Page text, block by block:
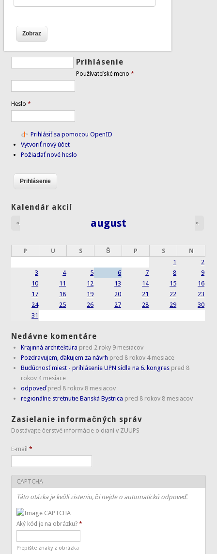
Prihlásenie
Používateľské meno*
Heslo*
Prihlásiť sa pomocou OpenID
Vytvoriť nový účet
Požiadať nové heslo
Kalendár akcií
august
« »
P U S Š P S
N
1
2
3
4 5 6 7 8
9
10
11 12 13 14 15
16
17
18 19 20 21 22
23
24
25 26 27 28 29
30
31
Nedávne komentáre
Krajinná architektúra pred 2 roky 9 mesiacov
Pozdravujem, ďakujem za návrh pred 8 rokov 4 mesiace
Budúcnosť miest - prihlásenie UPN sídla na 6. kongres pred 8
rokov 4 mesiace
odpoveď pred 8 rokov 8 mesiacov
regionálne stretnutie Banská Bystrica pred 8 rokov 8 mesiacov
Zasielanie informačných správ
Dostávajte čerstvé informácie o dianí v ZUUPS
E-mail*
CAPTCHA
Táto otázka je kvôli zisteniu, či nejde o automatickú odpoveď.
Aký kód je na obrázku?*
Prepíšte znaky z obrázka